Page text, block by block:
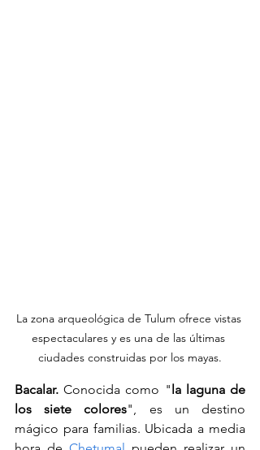
La zona arqueológica de Tulum ofrece vistas
espectaculares y es una de las últimas
ciudades construidas por los mayas.
Bacalar. Conocida como "la laguna de
los siete colores", es un destino
mágico para familias. Ubicada a media